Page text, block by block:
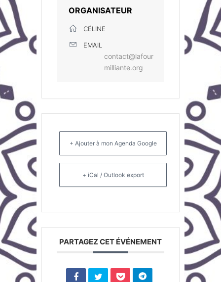
ORGANISATEUR
CÉLINE
EMAIL
contact@lafour
milliante.org
+ Ajouter à mon Agenda Google
+ iCal / Outlook export
PARTAGEZ CET ÉVÉNEMENT